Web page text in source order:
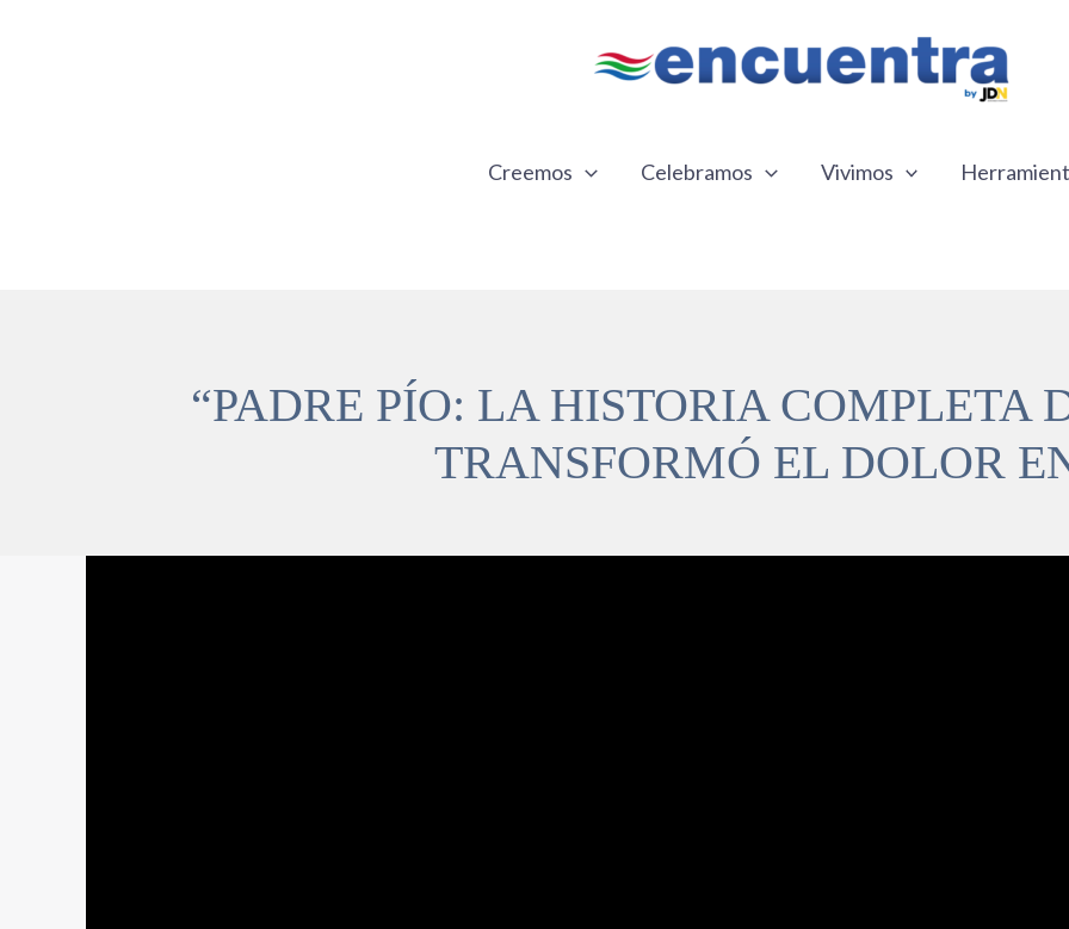
Creemos Celebramos Vivimos
“PADRE PÍO: LA HISTORIA COMPLETA
TRANSFORMÓ EL DOLOR